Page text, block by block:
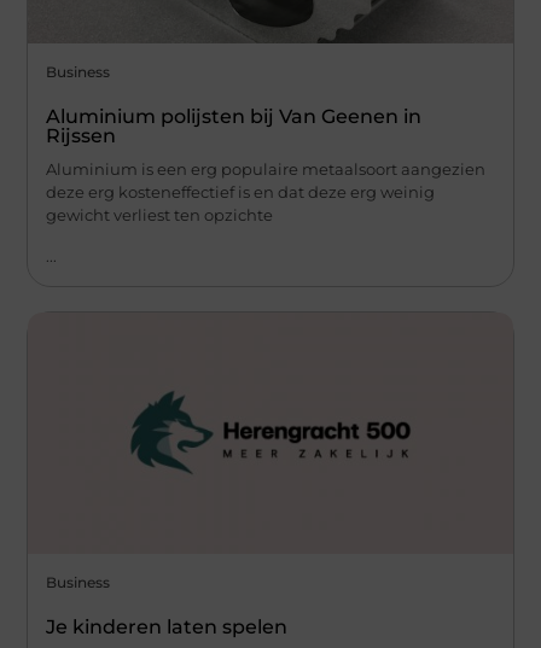
Business
Aluminium polijsten bij Van Geenen in
Rijssen
Aluminium is een erg populaire metaalsoort aangezien
deze erg kosteneffectief is en dat deze erg weinig
gewicht verliest ten opzichte
Business
Je kinderen laten spelen